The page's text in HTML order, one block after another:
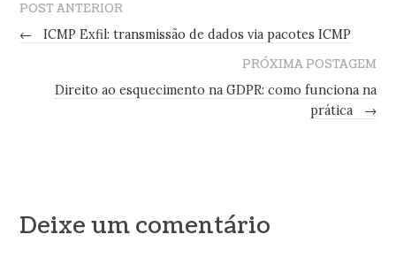
POST ANTERIOR
←
ICMP Exfil: transmissão de dados via pacotes ICMP
PRÓXIMA POSTAGEM
Direito ao esquecimento na GDPR: como funciona na
prática
→
Deixe um comentário